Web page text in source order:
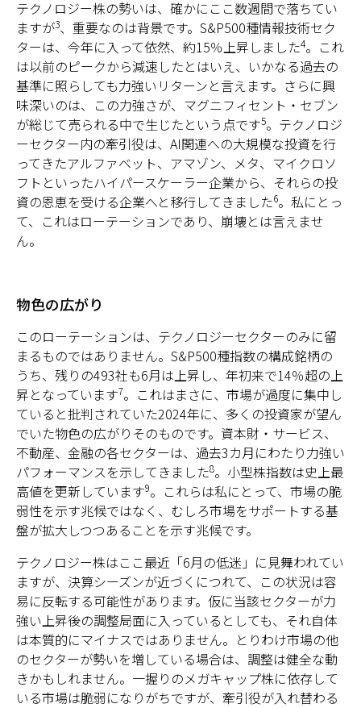
テクノロジー株の勢いは、確かにここ数週間で落ちてい
ますが3、重要なのは背景です。S&P500種情報技術セク
ターは、今年に入って依然、約15％上昇しました4。これ
は以前のピークから減速したとはいえ、いかなる過去の
基準に照らしても力強いリターンと言えます。さらに興
味深いのは、この力強さが、マグニフィセント・セブン
が総じて売られる中で生じたという点です5。テクノロジ
ーセクター内の牽引役は、AI関連への大規模な投資を行
ってきたアルファベット、アマゾン、メタ、マイクロソ
フトといったハイパースケーラー企業から、それらの投
資の恩恵を受ける企業へと移行してきました6。私にとっ
て、これはローテーションであり、崩壊とは言えませ
ん。
物色の広がり
このローテーションは、テクノロジーセクターのみに留
まるものではありません。S&P500種指数の構成銘柄の
うち、残りの493社も6月は上昇し、年初来で14％超の上
昇となっています7。これはまさに、市場が過度に集中し
ていると批判されていた2024年に、多くの投資家が望ん
でいた物色の広がりそのものです。資本財・サービス、
不動産、金融の各セクターは、過去3カ月にわたり力強い
パフォーマンスを示してきました8。小型株指数は史上最
高値を更新しています9。これらは私にとって、市場の脆
弱性を示す兆候ではなく、むしろ市場をサポートする基
盤が拡大しつつあることを示す兆候です。
テクノロジー株はここ最近「6月の低迷」に見舞われてい
ますが、決算シーズンが近づくにつれて、この状況は容
易に反転する可能性があります。仮に当該セクターが力
強い上昇後の調整局面に入っているとしても、それ自体
は本質的にマイナスではありません。とりわけ市場の他
のセクターが勢いを増している場合は、調整は健全な動
きかもしれません。一握りのメガキャップ株に依存して
いる市場は脆弱になりがちですが、牽引役が入れ替わる